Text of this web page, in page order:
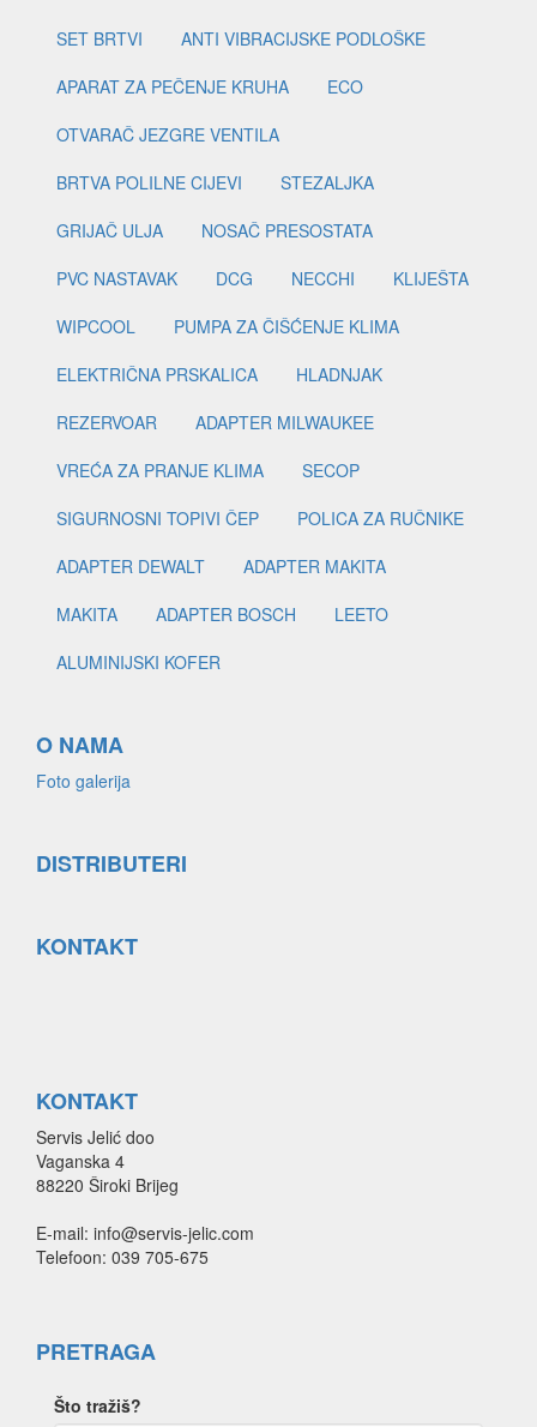
SET BRTVI
ANTI VIBRACIJSKE PODLOŠKE
APARAT ZA PEČENJE KRUHA
ECO
OTVARAČ JEZGRE VENTILA
BRTVA POLILNE CIJEVI
STEZALJKA
GRIJAČ ULJA
NOSAČ PRESOSTATA
PVC NASTAVAK
DCG NECCHI
KLIJEŠTA
WIPCOOL
PUMPA ZA ČIŠĆENJE KLIMA
ELEKTRIČNA PRSKALICA
HLADNJAK
REZERVOAR
ADAPTER MILWAUKEE
VREĆA ZA PRANJE KLIMA
SECOP
SIGURNOSNI TOPIVI ČEP
POLICA ZA RUČNIKE
ADAPTER DEWALT
ADAPTER MAKITA
MAKITA
ADAPTER BOSCH
LEETO
ALUMINIJSKI KOFER
O NAMA
Foto galerija
DISTRIBUTERI
KONTAKT
KONTAKT
Servis Jelić doo
Vaganska 4
88220 Široki Brijeg
E-mail: info@servis-jelic.com
Telefoon: 039 705-675
PRETRAGA
Što tražiš?